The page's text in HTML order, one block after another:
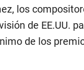
los
de EE.UU.
de los